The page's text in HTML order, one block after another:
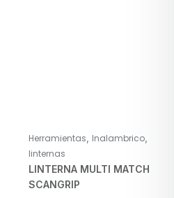
Herramientas, Inalambrico,
linternas
LINTERNA MULTI MATCH
SCANGRIP